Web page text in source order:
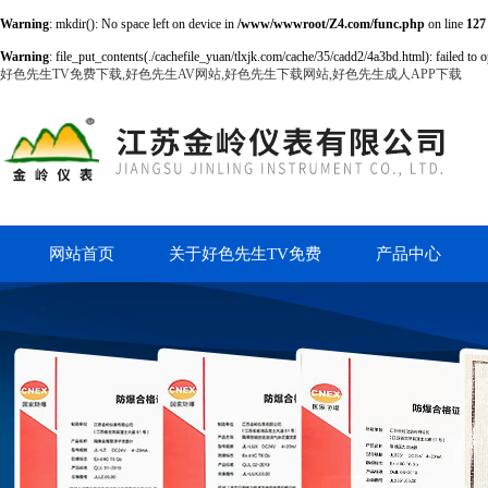
Warning: mkdir(): No space left on device in /www/wwwroot/Z4.com/func.php on line 127
Warning: file_put_contents(./cachefile_yuan/tlxjk.com/cache/35/cadd2/4a3bd.html): failed
好色先生TV免费下载,好色先生AV网站,好色先生下载网站,好色先生成人APP下载
网站首页 关于好色先生TV免费 产品中心